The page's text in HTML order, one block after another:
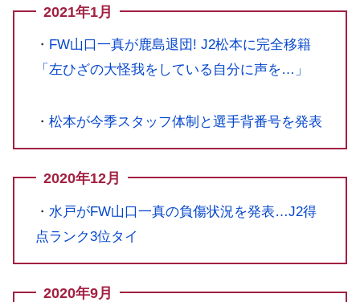
2021年1月
・ FW山口一真が鹿島退団! J2松本に完全移籍
「左ひざの大怪我をしている自分に声を…」
・ 松本が今季スタッフ体制と選手背番号を発表
2020年12月
・ 水戸がFW山口一真の負傷状況を発表…J2得
点ランク3位タイ
2020年9月